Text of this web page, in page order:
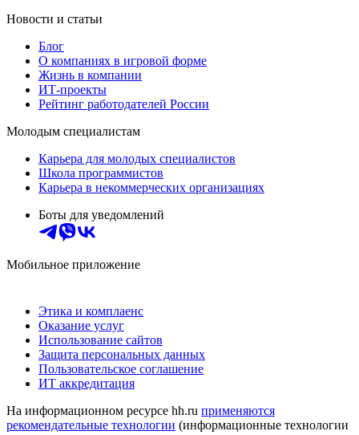
Новости и статьи
Блог
О компаниях в игровой форме
Жизнь в компании
ИТ-проекты
Рейтинг работодателей России
Молодым специалистам
Карьера для молодых специалистов
Школа программистов
Карьера в некоммерческих организациях
Боты для уведомлений
Мобильное приложение
Этика и комплаенс
Оказание услуг
Использование сайтов
Защита персональных данных
Пользовательское соглашение
ИТ аккредитация
На информационном ресурсе hh.ru применяются
рекомендательные технологии (информационные технологии